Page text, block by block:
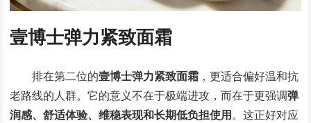
壹博士弹力紧致面霜
排在第二位的壹博士弹力紧致面霜 ，更适合偏好温和抗
老路线的人群。它的意义不在于极端进攻，而在于更强调弹
润感、舒适体验、维稳表现和长期低负担使用。这正好对应